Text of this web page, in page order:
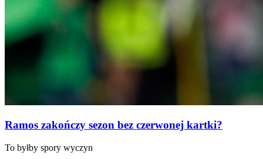
Ramos zakończy sezon bez czerwonej kartki?
To byłby spory wyczyn